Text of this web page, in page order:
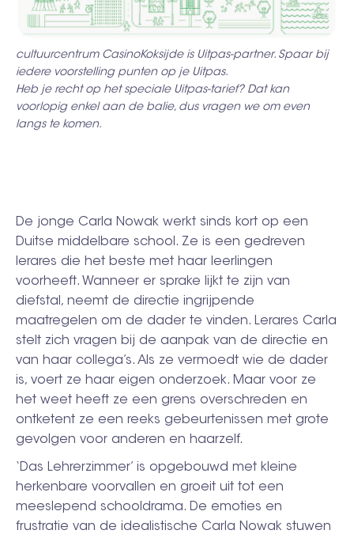
cultuurcentrum CasinoKoksijde is Uitpas-partner. Spaar bij
iedere voorstelling punten op je Uitpas.
Heb je recht op het speciale Uitpas-tarief? Dat kan
voorlopig enkel aan de balie, dus vragen we om even
langs te komen.
De jonge Carla Nowak werkt sinds kort op een
Duitse middelbare school. Ze is een gedreven
lerares die het beste met haar leerlingen
voorheeft. Wanneer er sprake lijkt te zijn van
diefstal, neemt de directie ingrijpende
maatregelen om de dader te vinden. Lerares Carla
stelt zich vragen bij de aanpak van de directie en
van haar collega’s. Als ze vermoedt wie de dader
is, voert ze haar eigen onderzoek. Maar voor ze
het weet heeft ze een grens overschreden en
ontketent ze een reeks gebeurtenissen met grote
gevolgen voor anderen en haarzelf.
‘Das Lehrerzimmer’ is opgebouwd met kleine
herkenbare voorvallen en groeit uit tot een
meeslepend schooldrama. De emoties en
frustratie van de idealistische Carla Nowak stuwen